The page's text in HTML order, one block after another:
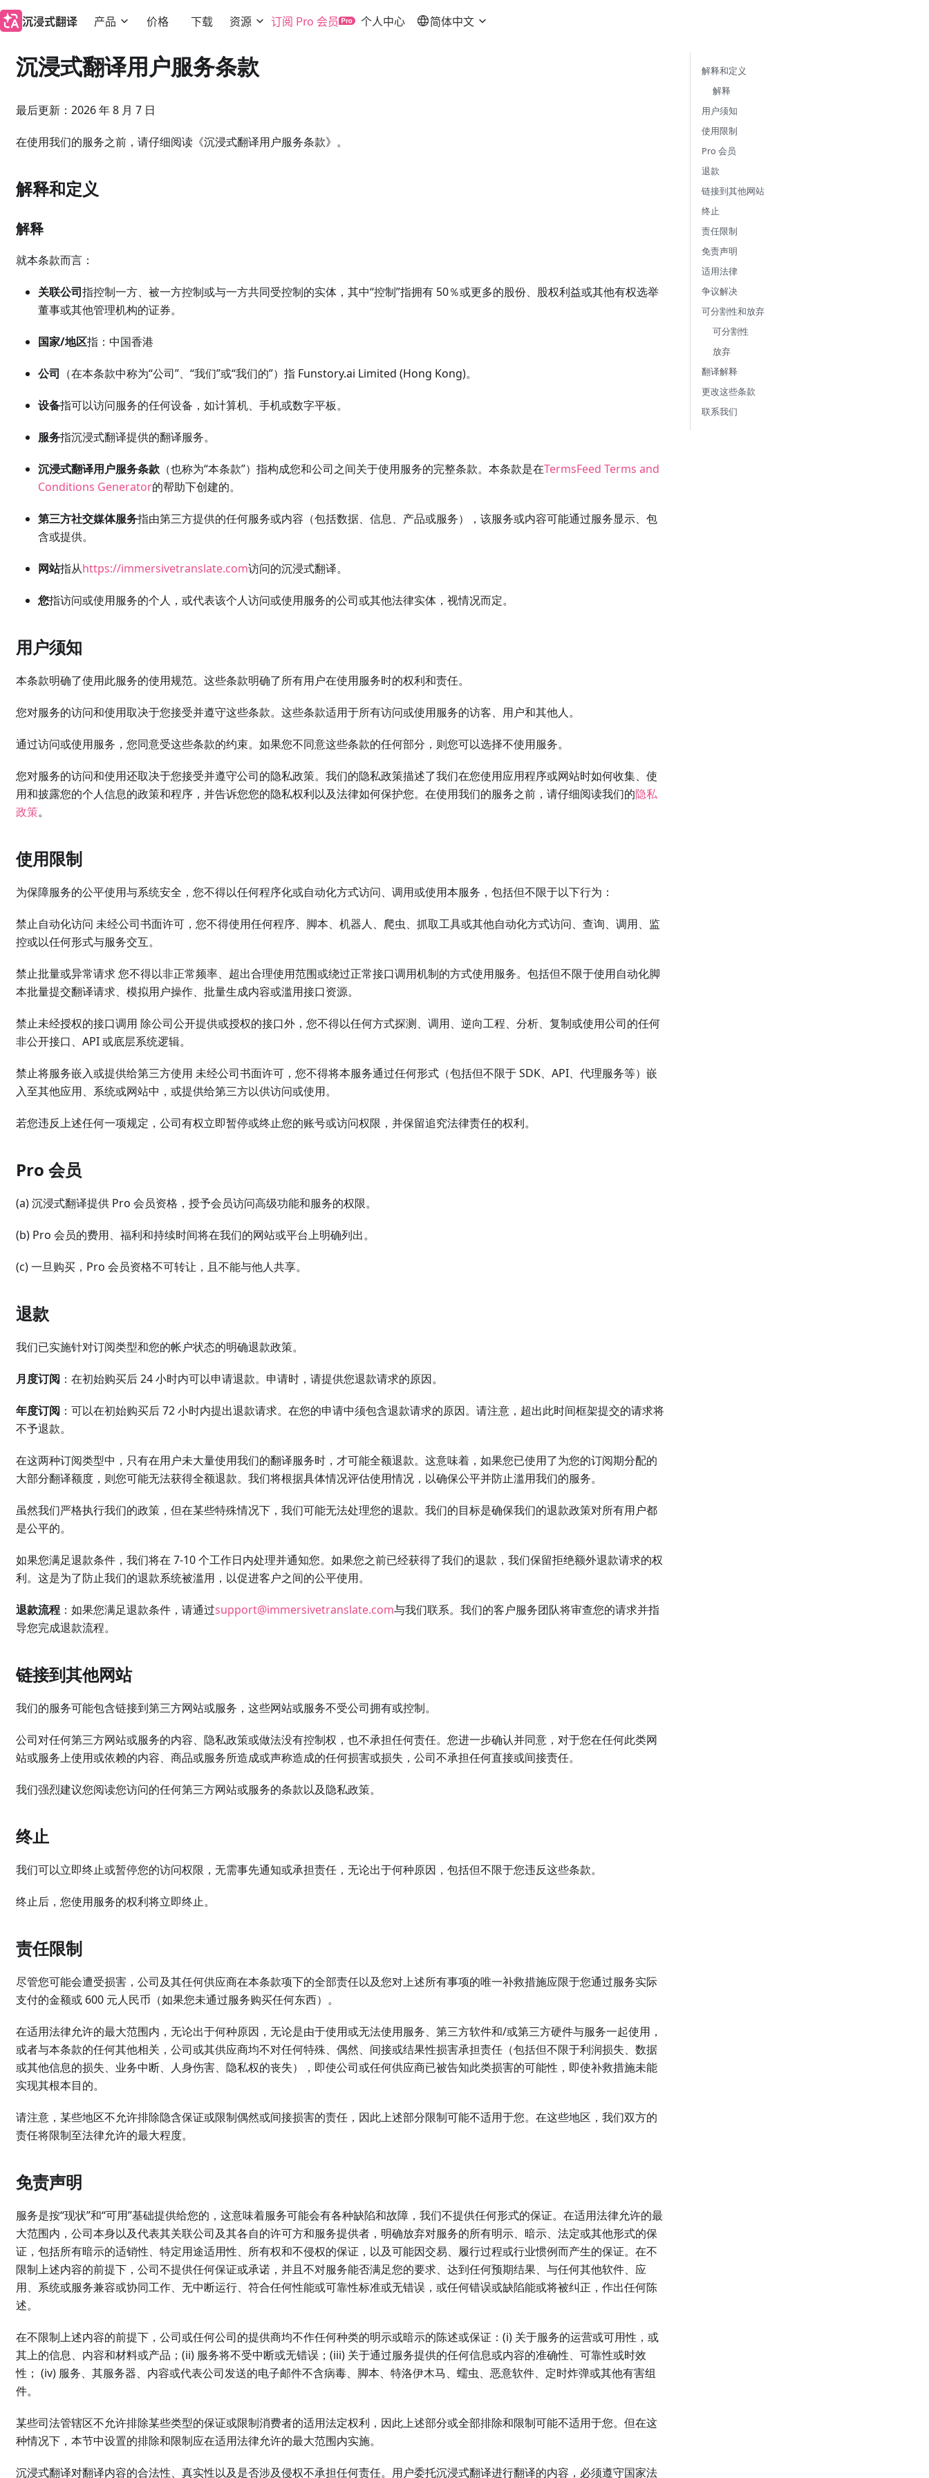
沉浸式翻译 产品 价格 下载 资源 订阅 Pro 会员 个人中心 简体中文
沉浸式翻译用户服务条款
最后更新：2026 年 8 月 7 日
在使用我们的服务之前，请仔细阅读《沉浸式翻译用户服务条款》。
解释和定义
解释
就本条款而言：
关联公司指控制一方、被一方控制或与一方共同受控制的实体，其中“控制”指拥有 50％或更多的股份、股权利益或其他有权选举
董事或其他管理机构的证券。
国家/地区指：中国香港
公司 （在本条款中称为“公司”、“我们”或“我们的”）指 Funstory.ai Limited (Hong Kong)。
设备指可以访问服务的任何设备，如计算机、手机或数字平板。
服务指沉浸式翻译提供的翻译服务。
沉浸式翻译用户服务条款 （也称为“本条款”）指构成您和公司之间关于使用服务的完整条款。本条款是在TermsFeed Terms and
Conditions Generator的帮助下创建的。
第三方社交媒体服务指由第三方提供的任何服务或内容（包括数据、信息、产品或服务），该服务或内容可能通过服务显示、包
含或提供。
网站指从https://immersivetranslate.com访问的沉浸式翻译。
您指访问或使用服务的个人，或代表该个人访问或使用服务的公司或其他法律实体，视情况而定。
用户须知
本条款明确了使用此服务的使用规范。这些条款明确了所有用户在使用服务时的权利和责任。
您对服务的访问和使用取决于您接受并遵守这些条款。这些条款适用于所有访问或使用服务的访客、用户和其他人。
通过访问或使用服务，您同意受这些条款的约束。如果您不同意这些条款的任何部分，则您可以选择不使用服务。
您对服务的访问和使用还取决于您接受并遵守公司的隐私政策。我们的隐私政策描述了我们在您使用应用程序或网站时如何收集、使
用和披露您的个人信息的政策和程序，并告诉您您的隐私权利以及法律如何保护您。在使用我们的服务之前，请仔细阅读我们的隐私
政策。
使用限制
为保障服务的公平使用与系统安全，您不得以任何程序化或自动化方式访问、调用或使用本服务，包括但不限于以下行为：
禁止自动化访问 未经公司书面许可，您不得使用任何程序、脚本、机器人、爬虫、抓取工具或其他自动化方式访问、查询、调用、监
控或以任何形式与服务交互。
禁止批量或异常请求 您不得以非正常频率、超出合理使用范围或绕过正常接口调用机制的方式使用服务。包括但不限于使用自动化脚
本批量提交翻译请求、模拟用户操作、批量生成内容或滥用接口资源。
禁止未经授权的接口调用 除公司公开提供或授权的接口外，您不得以任何方式探测、调用、逆向工程、分析、复制或使用公司的任何
非公开接口、API 或底层系统逻辑。
禁止将服务嵌入或提供给第三方使用 未经公司书面许可，您不得将本服务通过任何形式（包括但不限于 SDK、API、代理服务等）嵌
入至其他应用、系统或网站中，或提供给第三方以供访问或使用。
若您违反上述任何一项规定，公司有权立即暂停或终止您的账号或访问权限，并保留追究法律责任的权利。
Pro 会员
(a) 沉浸式翻译提供 Pro 会员资格，授予会员访问高级功能和服务的权限。
(b) Pro 会员的费用、福利和持续时间将在我们的网站或平台上明确列出。
(c) 一旦购买，Pro 会员资格不可转让，且不能与他人共享。
退款
我们已实施针对订阅类型和您的帐户状态的明确退款政策。
月度订阅 ：在初始购买后 24 小时内可以申请退款。申请时，请提供您退款请求的原因。
年度订阅 ：可以在初始购买后 72 小时内提出退款请求。在您的申请中须包含退款请求的原因。请注意，超出此时间框架提交的请求将
不予退款。
在这两种订阅类型中，只有在用户未大量使用我们的翻译服务时，才可能全额退款。这意味着，如果您已使用了为您的订阅期分配的
大部分翻译额度，则您可能无法获得全额退款。我们将根据具体情况评估使用情况，以确保公平并防止滥用我们的服务。
虽然我们严格执行我们的政策，但在某些特殊情况下，我们可能无法处理您的退款。我们的目标是确保我们的退款政策对所有用户都
是公平的。
如果您满足退款条件，我们将在 7-10 个工作日内处理并通知您。如果您之前已经获得了我们的退款，我们保留拒绝额外退款请求的权
利。这是为了防止我们的退款系统被滥用，以促进客户之间的公平使用。
退款流程 ：如果您满足退款条件，请通过support@immersivetranslate.com与我们联系。我们的客户服务团队将审查您的请求并指
导您完成退款流程。
链接到其他网站
我们的服务可能包含链接到第三方网站或服务，这些网站或服务不受公司拥有或控制。
公司对任何第三方网站或服务的内容、隐私政策或做法没有控制权，也不承担任何责任。您进一步确认并同意，对于您在任何此类网
站或服务上使用或依赖的内容、商品或服务所造成或声称造成的任何损害或损失，公司不承担任何直接或间接责任。
我们强烈建议您阅读您访问的任何第三方网站或服务的条款以及隐私政策。
终止
我们可以立即终止或暂停您的访问权限，无需事先通知或承担责任，无论出于何种原因，包括但不限于您违反这些条款。
终止后，您使用服务的权利将立即终止。
责任限制
尽管您可能会遭受损害，公司及其任何供应商在本条款项下的全部责任以及您对上述所有事项的唯一补救措施应限于您通过服务实际
支付的金额或 600 元人民币（如果您未通过服务购买任何东西）。
在适用法律允许的最大范围内，无论出于何种原因，无论是由于使用或无法使用服务、第三方软件和/或第三方硬件与服务一起使用，
或者与本条款的任何其他相关，公司或其供应商均不对任何特殊、偶然、间接或结果性损害承担责任（包括但不限于利润损失、数据
或其他信息的损失、业务中断、人身伤害、隐私权的丧失），即使公司或任何供应商已被告知此类损害的可能性，即使补救措施未能
实现其根本目的。
请注意，某些地区不允许排除隐含保证或限制偶然或间接损害的责任，因此上述部分限制可能不适用于您。在这些地区，我们双方的
责任将限制至法律允许的最大程度。
免责声明
服务是按“现状”和“可用”基础提供给您的，这意味着服务可能会有各种缺陷和故障，我们不提供任何形式的保证。在适用法律允许的最
大范围内，公司本身以及代表其关联公司及其各自的许可方和服务提供者，明确放弃对服务的所有明示、暗示、法定或其他形式的保
证，包括所有暗示的适销性、特定用途适用性、所有权和不侵权的保证，以及可能因交易、履行过程或行业惯例而产生的保证。在不
限制上述内容的前提下，公司不提供任何保证或承诺，并且不对服务能否满足您的要求、达到任何预期结果、与任何其他软件、应
用、系统或服务兼容或协同工作、无中断运行、符合任何性能或可靠性标准或无错误，或任何错误或缺陷能或将被纠正，作出任何陈
述。
在不限制上述内容的前提下，公司或任何公司的提供商均不作任何种类的明示或暗示的陈述或保证：(i) 关于服务的运营或可用性，或
其上的信息、内容和材料或产品；(ii) 服务将不受中断或无错误；(iii) 关于通过服务提供的任何信息或内容的准确性、可靠性或时效
性； (iv) 服务、其服务器、内容或代表公司发送的电子邮件不含病毒、脚本、特洛伊木马、蠕虫、恶意软件、定时炸弹或其他有害组
件。
某些司法管辖区不允许排除某些类型的保证或限制消费者的适用法定权利，因此上述部分或全部排除和限制可能不适用于您。但在这
种情况下，本节中设置的排除和限制应在适用法律允许的最大范围内实施。
沉浸式翻译对翻译内容的合法性、真实性以及是否涉及侵权不承担任何责任。用户委托沉浸式翻译进行翻译的内容，必须遵守国家法
解释和定义
解释
用户须知
使用限制
Pro 会员
退款
链接到其他网站
终止
责任限制
免责声明
适用法律
争议解决
可分割性和放弃
可分割性
放弃
翻译解释
更改这些条款
联系我们